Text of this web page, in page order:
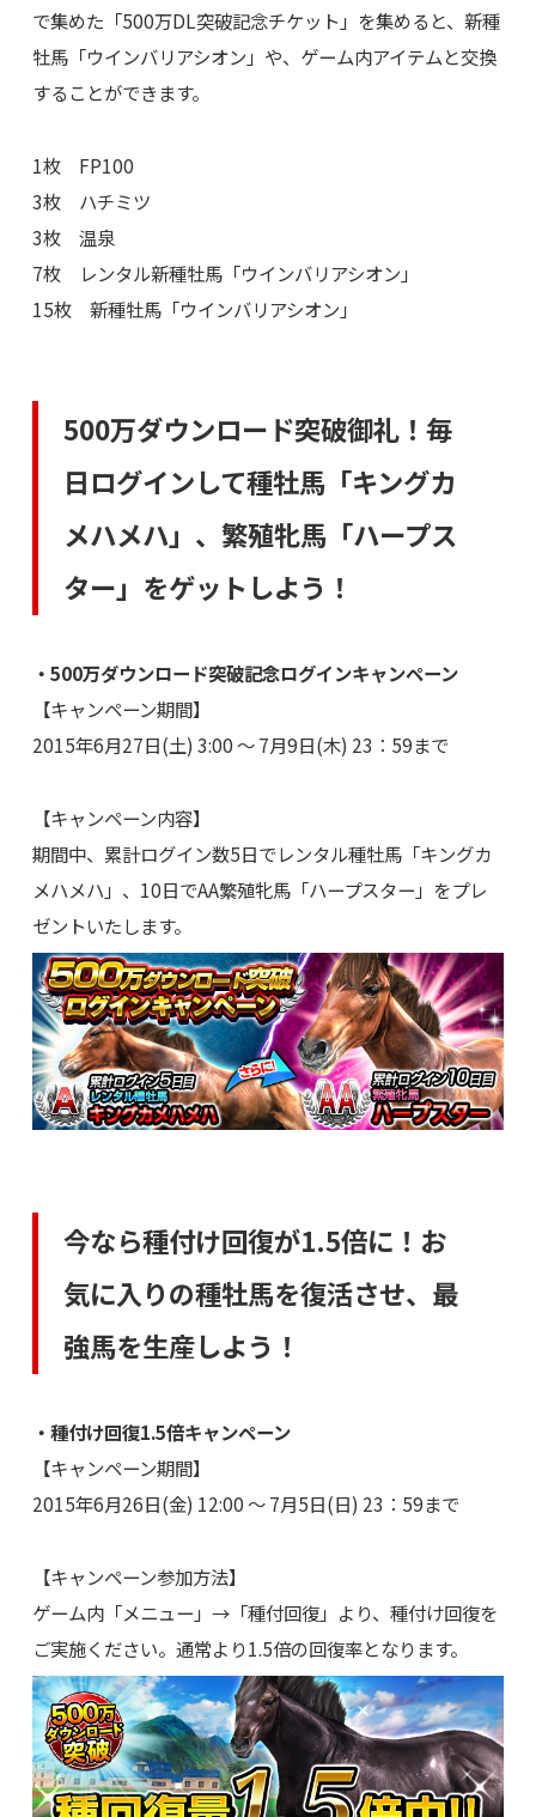
で集めた「500万DL突破記念チケット」を集めると、新種
牡馬「ウインバリアシオン」や、ゲーム内アイテムと交換
することができます。
1枚 FP100
3枚 ハチミツ
3枚 温泉
7枚 レンタル新種牡馬「ウインバリアシオン」
15枚 新種牡馬「ウインバリアシオン」
500万ダウンロード突破御礼！毎
日ログインして種牡馬「キングカ
メハメハ」、繁殖牝馬「ハープス
ター」をゲットしよう！
・500万ダウンロード突破記念ログインキャンペーン
【キャンペーン期間】
2015年6月27日(土) 3:00 ～ 7月9日(木) 23：59まで
【キャンペーン内容】
期間中、累計ログイン数5日でレンタル種牡馬「キングカ
メハメハ」、10日でAA繁殖牝馬「ハープスター」をプレ
ゼントいたします。
今なら種付け回復が1.5倍に！お
気に入りの種牡馬を復活させ、最
強馬を生産しよう！
・種付け回復1.5倍キャンペーン
【キャンペーン期間】
2015年6月26日(金) 12:00 ～ 7月5日(日) 23：59まで
【キャンペーン参加方法】
ゲーム内「メニュー」→「種付回復」より、種付け回復を
ご実施ください。通常より1.5倍の回復率となります。